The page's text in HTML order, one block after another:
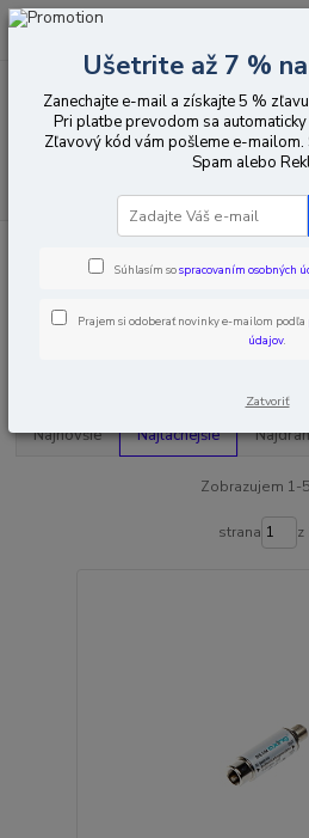
RTV / SAT
Najnovšie Najlacnejšie
Zobrazujem 1-
strana z
Ušetrite až 7 %
Zanechajte e-mail a získajte 5 %
Pri platbe prevodom sa
Zľavový kód vám pošleme e-
Spam alebo
Súhlasím sospracovaním osobných
Prajem si odoberať novinky e-mailom podľa
údajov.
Zatvoriť